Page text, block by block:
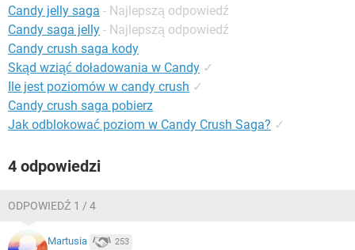
Candy jelly saga - Najlepszą odpowiedź
Candy saga jelly - Najlepszą odpowiedź
Candy crush saga kody
Skąd wziąć doładowania w Candy ✓
Ile jest poziomów w candy crush ✓
Candy crush saga pobierz
Jak odblokować poziom w Candy Crush Saga? ✓
4 odpowiedzi
ODPOWIEDŹ 1 / 4
Martusia 253